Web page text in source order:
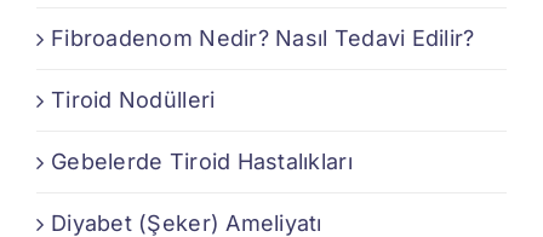
Fibroadenom Nedir? Nasıl Tedavi Edilir?
Tiroid Nodülleri
Gebelerde Tiroid Hastalıkları
Diyabet (Şeker) Ameliyatı